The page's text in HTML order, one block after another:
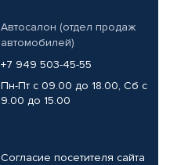
Автосалон (отдел продаж
автомобилей)
+7 949 503-45-55
Пн-Пт с 09.00 до 18.00, Сб с
9.00 до 15.00
Согласие посетителя сайта